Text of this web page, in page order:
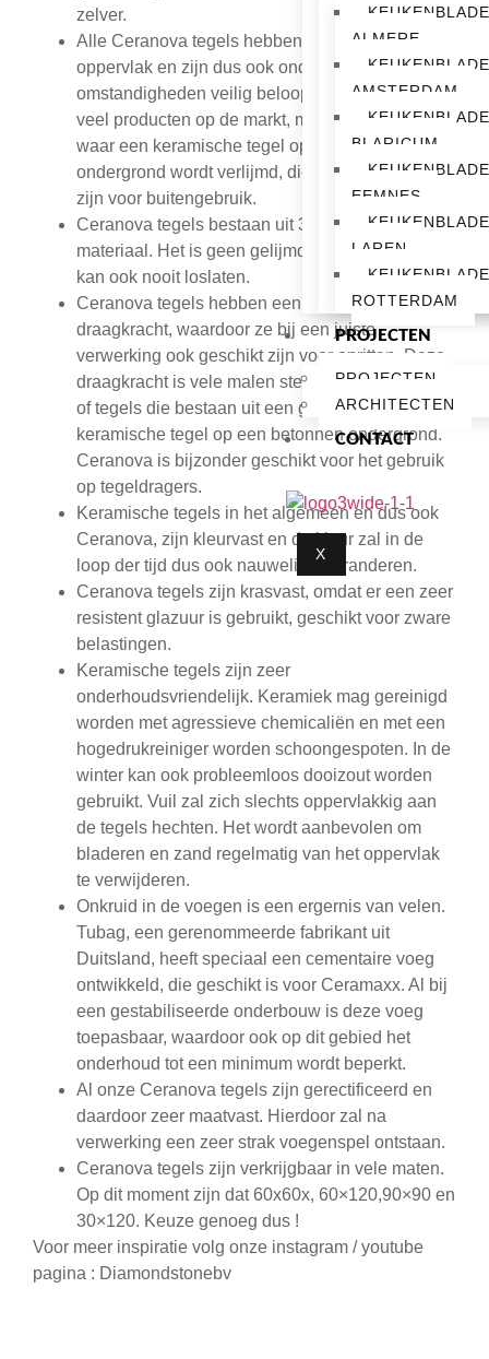
ALMERE
AMSTERDAM
BLARICUM
EEMNES
LAREN
ROTTERDAM
PROJECTEN
PROJECTEN
ARCHITECTEN
CONTACT
X
zelver.
Alle Ceranova tegels hebben een stroef
oppervlak en zijn dus ook onder natte
omstandigheden veilig beloopbaar. Er zijn te
veel producten op de markt, met name producten
waar een keramische tegel op een betonnen
ondergrond wordt verlijmd, die niet veilig genoeg
zijn voor buitengebruik.
Ceranova tegels bestaan uit 3 cm massief
materiaal. Het is geen gelijmd product, dus het
kan ook nooit loslaten.
Ceranova tegels hebben een enorme
draagkracht, waardoor ze bij een juiste
verwerking ook geschikt zijn voor opritten. Deze
draagkracht is vele malen sterker dan 6 cm beton
of tegels die bestaan uit een gelijmde
keramische tegel op een betonnen ondergrond.
Ceranova is bijzonder geschikt voor het gebruik
op tegeldragers.
Keramische tegels in het algemeen en dus ook
Ceranova, zijn kleurvast en de kleur zal in de
loop der tijd dus ook nauwelijks veranderen.
Ceranova tegels zijn krasvast, omdat er een zeer
resistent glazuur is gebruikt, geschikt voor zware
belastingen.
Keramische tegels zijn zeer
onderhoudsvriendelijk. Keramiek mag gereinigd
worden met agressieve chemicaliën en met een
hogedrukreiniger worden schoongespoten. In de
winter kan ook probleemloos dooizout worden
gebruikt. Vuil zal zich slechts oppervlakkig aan
de tegels hechten. Het wordt aanbevolen om
bladeren en zand regelmatig van het oppervlak
te verwijderen.
Onkruid in de voegen is een ergernis van velen.
Tubag, een gerenommeerde fabrikant uit
Duitsland, heeft speciaal een cementaire voeg
ontwikkeld, die geschikt is voor Ceramaxx. Al bij
een gestabiliseerde onderbouw is deze voeg
toepasbaar, waardoor ook op dit gebied het
onderhoud tot een minimum wordt beperkt.
Al onze Ceranova tegels zijn gerectificeerd en
daardoor zeer maatvast. Hierdoor zal na
verwerking een zeer strak voegenspel ontstaan.
Ceranova tegels zijn verkrijgbaar in vele maten.
Op dit moment zijn dat 60x60x, 60×120,90×90 en
30×120. Keuze genoeg dus !
Voor meer inspiratie volg onze instagram / youtube
pagina : Diamondstonebv